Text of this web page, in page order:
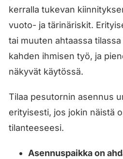
kerralla tukevan
vuoto- ja tärinäriskit.
tai muuten ahtaassa
kahden ihmisen työ, ja
näkyvät käytössä.
Tilaa pesutornin asennus
erityisesti, jos jokin näistä
tilanteeseesi.
Asennuspaikka on